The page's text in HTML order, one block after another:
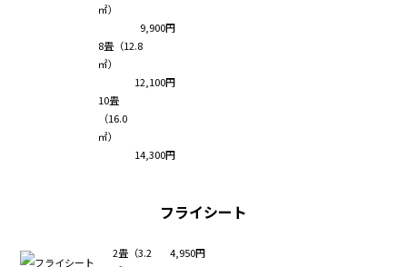
㎡）
9,900円
8畳（12.8
㎡）
12,100円
10畳
（16.0
㎡）
14,300円
フライシート
2畳（3.2
4,950円